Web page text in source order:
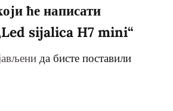
ће написати
sijalica H7 mini“
да бисте поставили